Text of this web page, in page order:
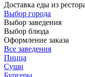
Доставка еды из
Выбор города
Выбор заведения
Выбор блюда
Оформление заказа
Все заведения
Пицца
Суши
Бургеры